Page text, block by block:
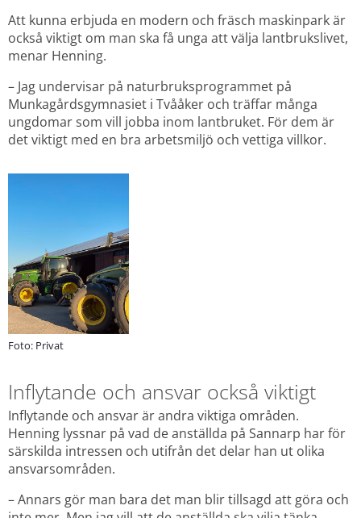
Att kunna erbjuda en modern och fräsch maskinpark är
också viktigt om man ska få unga att välja lantbrukslivet,
menar Henning.
– Jag undervisar på naturbruksprogrammet på
Munkagårdsgymnasiet i Tvååker och träffar många
ungdomar som vill jobba inom lantbruket. För dem är
det viktigt med en bra arbetsmiljö och vettiga villkor.
Foto: Privat
Inflytande och ansvar också viktigt
Inflytande och ansvar är andra viktiga områden.
Henning lyssnar på vad de anställda på Sannarp har för
särskilda intressen och utifrån det delar han ut olika
ansvarsområden.
– Annars gör man bara det man blir tillsagd att göra och